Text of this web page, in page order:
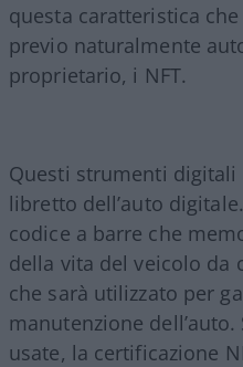
questa caratteristica
previo naturalmente
proprietario, i NFT.
Questi strumenti
libretto dell’auto
codice a barre che
della vita del veicolo da
che sarà utilizzato per
manutenzione
usate, la certificazione